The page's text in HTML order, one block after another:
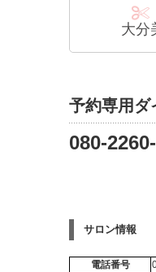
大分
予約専用ダ
080-
サロン情報
電話番号